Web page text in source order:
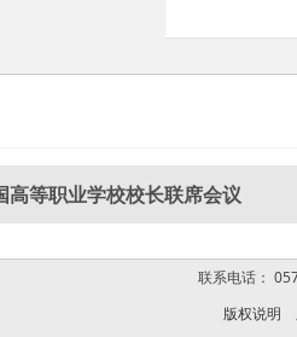
高等职业学校校长联席会议
联系电话：
版权说明